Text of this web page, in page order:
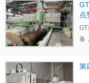
点
GT
备
第